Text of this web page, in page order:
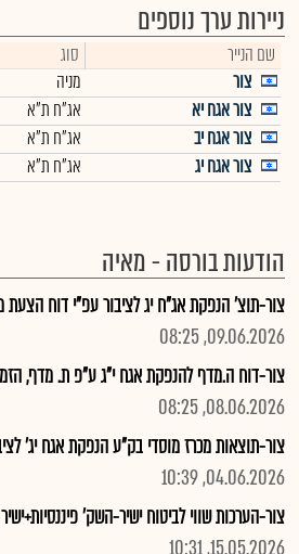
ניירות ערך נוספים
שם הנייר סוג
צור
מניה
צור אגח יא
אג"ח ת"א
צור אגח יב
אג"ח ת"א
צור אגח יג
אג"ח ת"א
הודעות בורסה - מאיה
צור-תוצ' הנפקת אג"ח יג לציבור עפ"י דוח הצעת מדף
09.06.2026, 08:25
צור-דוח ה.מדף להנפקת אגח י"ג ע"פ ת. מדף, הזמנות:
08.06.2026, 08:25
צור-תוצאות מכרז מוסדי בק"ע הנפקת אגח יג'
04.06.2026, 10:39
צור-הערכות שווי לביטוח ישיר-השק' פיננסיות+ישיר